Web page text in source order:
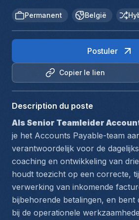
Permanent België
Copier le lien
Postuler
Description du poste
Als Senior Teamleider
je het Accounts Payable-team
verantwoordelijk voor de
coaching en ontwikkeling van
houdt toezicht op een correcte,
verwerking van inkomende
bijbehorende betalingen, en bent
bij de operationele